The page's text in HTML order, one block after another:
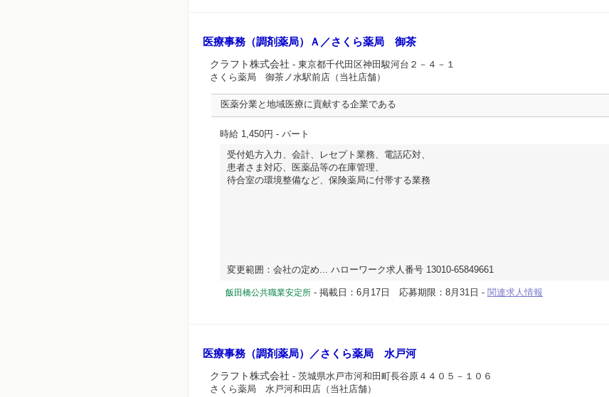
医療事務（調剤薬局）Ａ／さくら薬局 御茶
クラフト株式会社 - 東京都千代田区神田駿河台２－４－１
さくら薬局 御茶ノ水駅前店（当社店舗）
医薬分業と地域医療に貢献する企業である
時給 1,450円 - パート
受付処方入力、会計、レセプト業務、電話応対、
患者さま対応、医薬品等の在庫管理、
待合室の環境整備など、保険薬局に付帯する業務
変更範囲：会社の定め... ハローワーク求人番号 13010-65849661
飯田橋公共職業安定所 - 掲載日：6月17日 応募期限：8月31日 - 関連求人情報
医療事務（調剤薬局）／さくら薬局 水戸河
クラフト株式会社 - 茨城県水戸市河和田町長谷原４４０５－１０６
さくら薬局 水戸河和田店（当社店舗）